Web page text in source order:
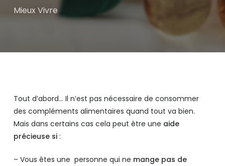
Mieux Vivre
Tout d’abord… Il n’est pas nécessaire de consommer
des compléments alimentaires quand tout va bien.
Mais dans certains cas cela peut être une aide
précieuse si:
– Vous êtes une personne qui ne mange pas de